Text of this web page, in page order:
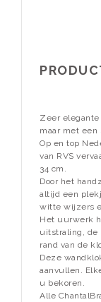
Zeer
maar met
Op en top
van RVS
34 cm.
Door het
altijd een
witte wijzers
Het uurwerk
uitstraling, de
rand van de
Deze
aanvullen.
u bekoren.
Alle